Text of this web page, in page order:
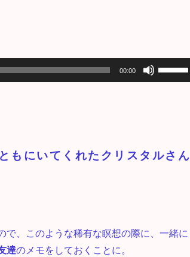
00:00
ボ
リ
調
下
もにいてくれたクリスタルさん
で、このような稀有な瞑想の際に、一緒に
達のメモをしておくことに。